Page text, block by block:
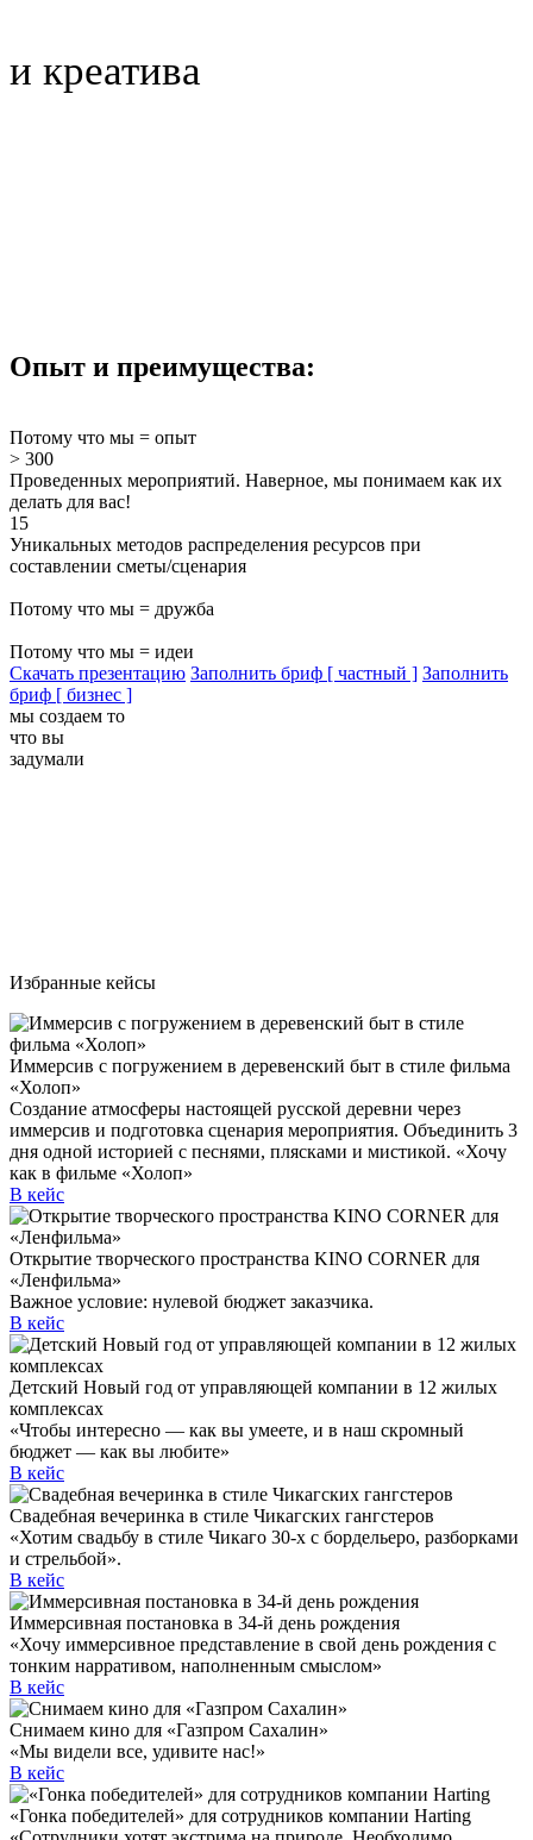
и креатива
Опыт и преимущества:
Потому что мы = опыт
> 300
Проведенных мероприятий. Наверное, мы понимаем как их
делать для вас!
15
Уникальных методов распределения ресурсов при
составлении сметы/сценария
Потому что мы = дружба
Потому что мы = идеи
Cкачать презентацию Заполнить бриф [ частный ] Заполнить
бриф [ бизнес ]
мы создаем то
что вы
задумали
Избранные кейсы
Иммерсив с погружением в деревенский быт в стиле фильма
«Холоп»
Создание атмосферы настоящей русской деревни через
иммерсив и подготовка сценария мероприятия. Объединить 3
дня одной историей с песнями, плясками и мистикой. «Хочу
как в фильме «Холоп»
В кейс
Открытие творческого пространства KINO CORNER для
«Ленфильма»
Важное условие: нулевой бюджет заказчика.
В кейс
Детский Новый год от управляющей компании в 12 жилых
комплексах
«Чтобы интересно — как вы умеете, и в наш скромный
бюджет — как вы любите»
В кейс
Свадебная вечеринка в стиле Чикагских гангстеров
«Хотим свадьбу в стиле Чикаго 30-х с бордельеро, разборками
и стрельбой».
В кейс
Иммерсивная постановка в 34-й день рождения
«Хочу иммерсивное представление в свой день рождения с
тонким нарративом, наполненным смыслом»
В кейс
Снимаем кино для «Газпром Сахалин»
«Мы видели все, удивите нас!»
В кейс
«Гонка победителей» для сотрудников компании Harting